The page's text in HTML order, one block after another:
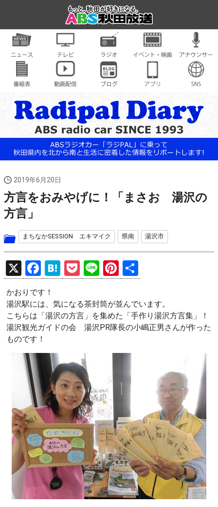
2019年6月20日
方言をおみやげに！「まさお 湯沢の
方言」
まちなかSESSION エキマイク 県南 湯沢市
X
F
a
ce
b
o
o
H
at
e
n
a
P
o
ck
et
Li
n
e
Pi
nt
er
es
t
有
かおりです！
湯沢駅には、気になる茶封筒が並んでいます。
こちらは「湯沢の方言」を集めた「手作り湯沢方言集」！
湯沢観光ガイドの会 湯沢PR隊長の小嶋正男さんが作った
ものです！